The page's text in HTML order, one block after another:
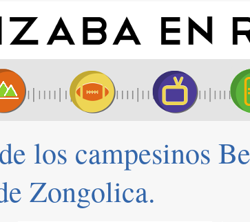
los campesinos
Zongolica.